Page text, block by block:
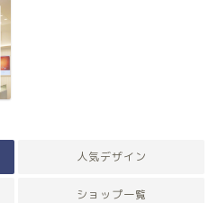
人気デザイン
ショップ一覧